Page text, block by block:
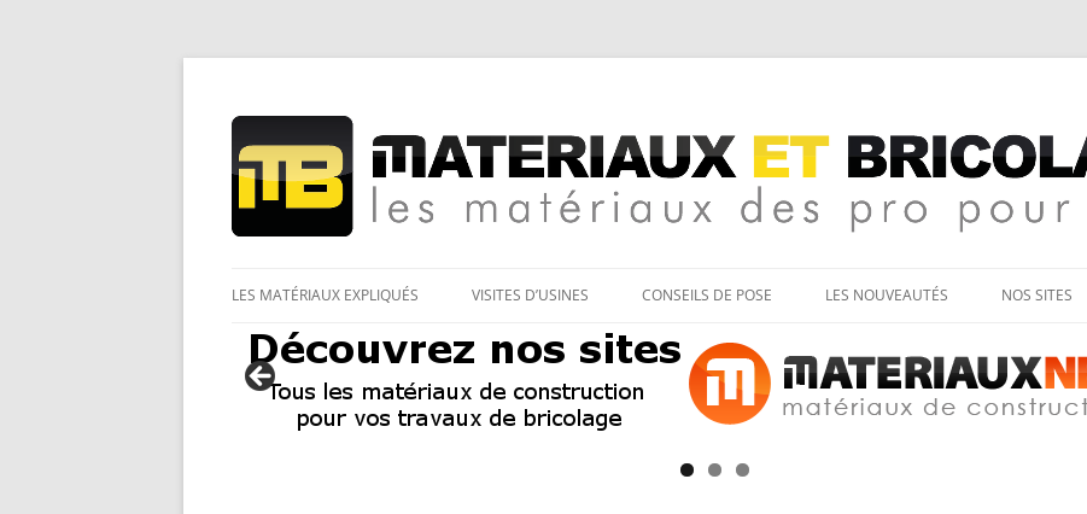
Matériaux et bricolage
au
LES MATÉRIAUX EXPLIQUÉS VISITES D’USINES CONSEILS DE POSE LES NOUVEAUTÉS NOS SITES